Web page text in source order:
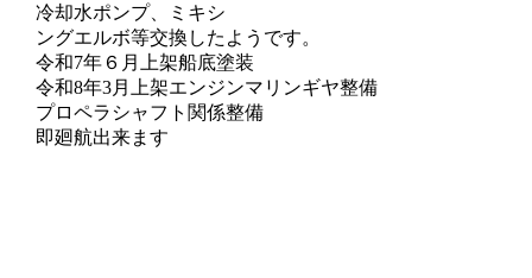
冷却水ポンプ、ミキシ
ングエルボ等交換したようです。
令和7年６月上架船底塗装
令和8年3月上架エンジンマリンギヤ整備
プロペラシャフト関係整備
即廻航出来ます